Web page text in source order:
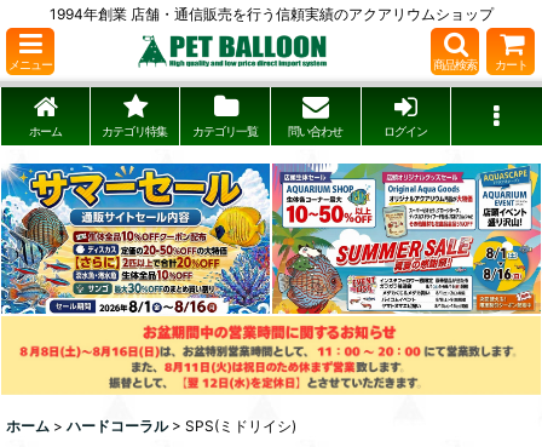
1994年創業 店舗・通信販売を行う信頼実績のアクアリウムショップ
メニュー 商品検索 カート
ホーム カテゴリ特集 カテゴリ一覧 問い合わせ ログイン
ホーム > ハードコーラル > SPS(ミドリイシ)